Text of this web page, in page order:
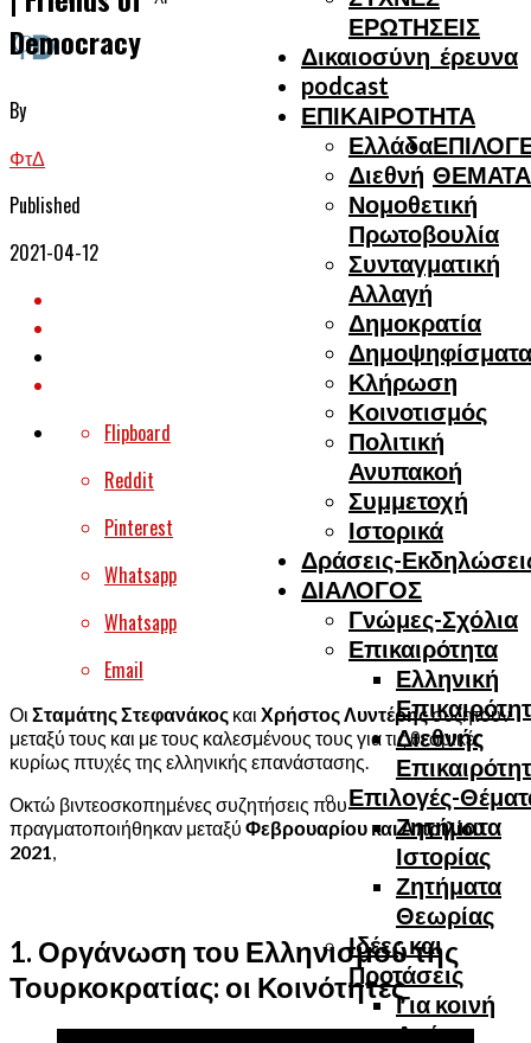
Democracy
ΕΡΩΤΗΣΕΙΣ
Δικαιοσύνη_έρευνα
podcast
ΕΠΙΚΑΙΡΟΤΗΤΑ
Ελλάδα
Διεθνή ΘΕΜΑΤΑ
Νομοθετική
Πρωτοβουλία
Συνταγματική
Αλλαγή
Δημοκρατία
Δημοψηφίσματα
Κλήρωση
Κοινοτισμός
Πολιτική
Ανυπακοή
Συμμετοχή
Ιστορικά
Δράσεις-
ΔΙΑΛΟΓΟΣ
Γνώμες-Σχόλια
Επικαιρότητα
Ελληνική
Διεθνής
Επιλογές-
Ζητήματα
Ιστορίας
Ζητήματα
Θεωρίας
Ιδέες και
Προτάσεις
Για κοινή
Δράση
By
ΦτΔ
Published
2021-04-12
Flipboard
Reddit
Pinterest
Whatsapp
Whatsapp
Email
Οι Σταμάτης Στεφανάκος και Χρήστος Λυντέρηςσυζητούν
μεταξύ τους και με τους καλεσμένους τους για τις θεσμικές
κυρίως πτυχές της ελληνικής επανάστασης.
Οκτώ βιντεοσκοπημένες συζητήσεις που
πραγματοποιήθηκαν μεταξύ Φεβρουαρίου και Απριλίου
2021
1. Οργάνωση του Ελληνισμού της
Τουρκοκρατίας: οι Κοινότητες